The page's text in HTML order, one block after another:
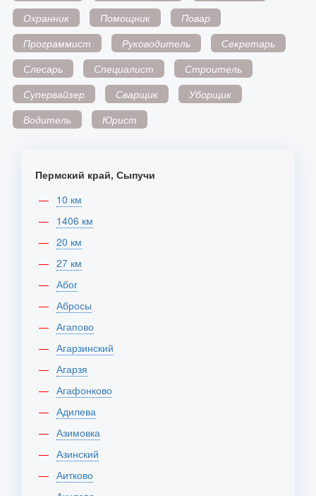
Охранник
Помощник
Повар
Программист
Руководитель
Секретарь
Слесарь
Специалист
Строитель
Супервайзер
Сварщик
Уборщик
Водитель
Юрист
Пермский край, Сыпучи
10 км
1406 км
20 км
27 км
Абог
Абросы
Агапово
Агарзинский
Агарзя
Агафонково
Адилева
Азимовка
Азинский
Аитково